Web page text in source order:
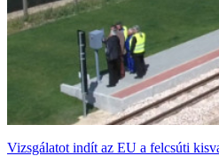
Vizsgálatot indít az EU a felcsúti